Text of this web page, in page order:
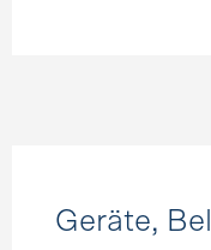
Geräte,